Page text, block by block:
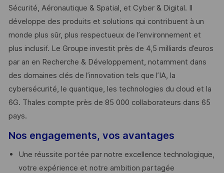
Sécurité, Aéronautique & Spatial, et Cyber & Digital. Il
développe des produits et solutions qui contribuent à un
monde plus sûr, plus respectueux de l’environnement et
plus inclusif. Le Groupe investit près de 4,5 milliards d’euros
par an en Recherche & Développement, notamment dans
des domaines clés de l’innovation tels que l’IA, la
cybersécurité, le quantique, les technologies du cloud et la
6G. Thales compte près de 85 000 collaborateurs dans 65
pays. ​
Nos engagements, vos avantages
Une réussite portée par notre excellence technologique,
votre expérience et notre ambition partagée